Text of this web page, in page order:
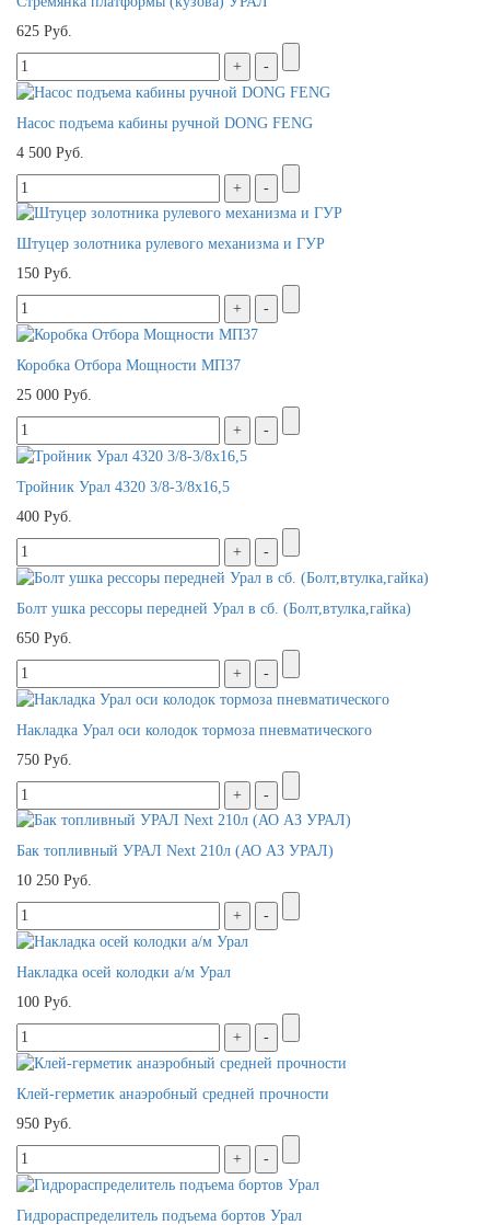
625 Руб.
Насос подъема кабины ручной DONG FENG
4 500 Руб.
Штуцер золотника рулевого механизма и ГУР
150 Руб.
Коробка Отбора Мощности МП37
25 000 Руб.
Тройник Урал 4320 3/8-3/8х16,5
400 Руб.
Болт ушка рессоры передней Урал в сб. (Болт,втулка,гайка)
650 Руб.
Накладка Урал оси колодок тормоза пневматического
750 Руб.
Бак топливный УРАЛ Next 210л (АО АЗ УРАЛ)
10 250 Руб.
Накладка осей колодки а/м Урал
100 Руб.
Клей-герметик анаэробный средней прочности
950 Руб.
Гидрораспределитель подъема бортов Урал